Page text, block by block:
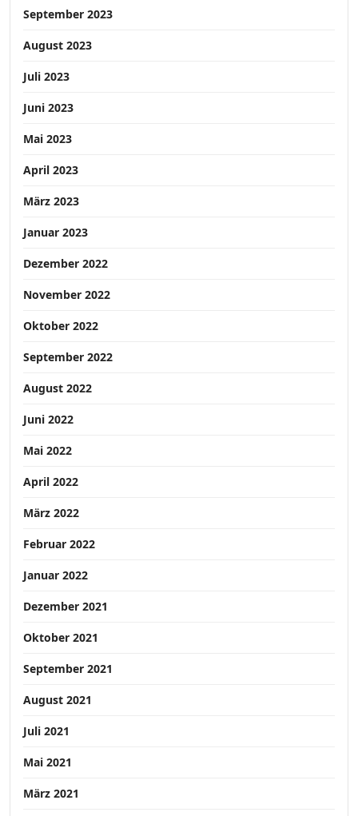
September 2023
August 2023
Juli 2023
Juni 2023
Mai 2023
April 2023
März 2023
Januar 2023
Dezember 2022
November 2022
Oktober 2022
September 2022
August 2022
Juni 2022
Mai 2022
April 2022
März 2022
Februar 2022
Januar 2022
Dezember 2021
Oktober 2021
September 2021
August 2021
Juli 2021
Mai 2021
März 2021